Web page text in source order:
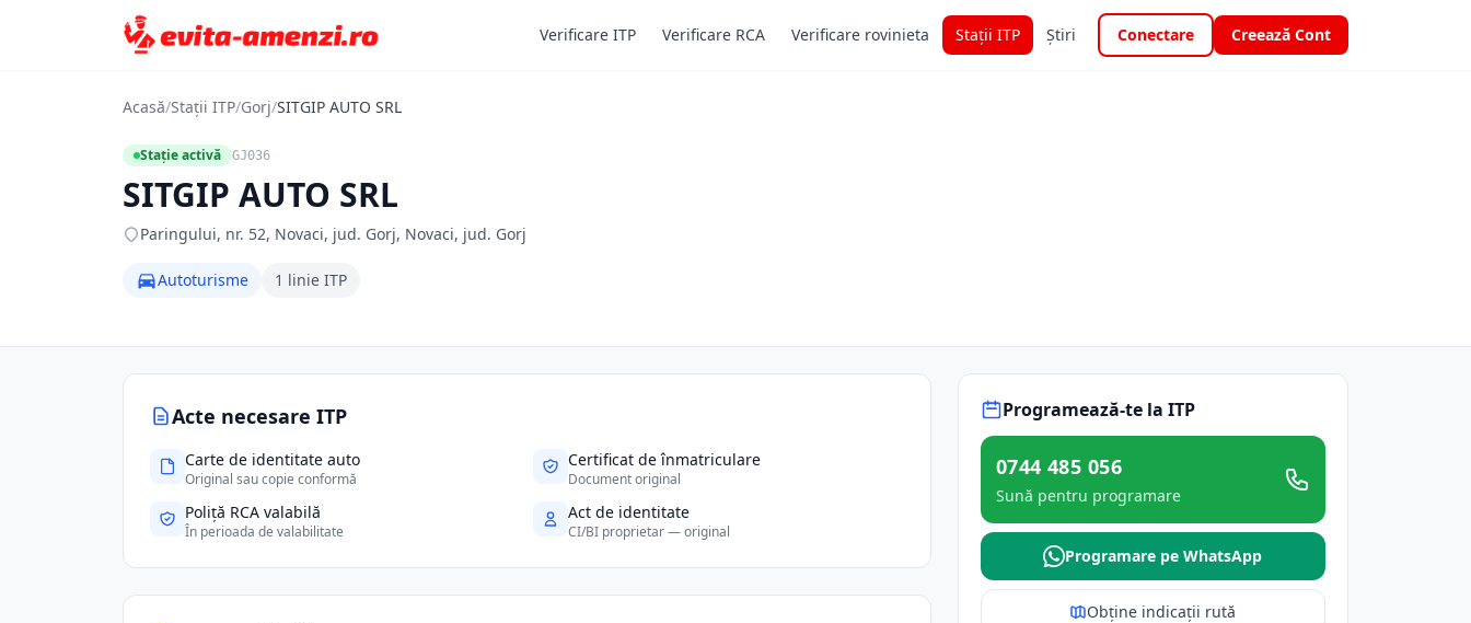
Verificare ITP Verificare RCA Verificare rovinieta Stații ITP Știri Conectare Creează Cont
Acasă/Stații ITP/Gorj/SITGIP AUTO SRL
Stație activă GJ036
SITGIP AUTO SRL
Paringului, nr. 52, Novaci, jud. Gorj, Novaci, jud. Gorj
Autoturisme 1 linie ITP
Acte necesare ITP
Carte de identitate auto
Original sau copie conformă
Certificat de înmatriculare
Document original
Poliță RCA valabilă
În perioada de valabilitate
Act de identitate
CI/BI proprietar — original
Programează-te la ITP
0744 485 056
Sună pentru programare
Programare pe WhatsApp
Obține indicații rută